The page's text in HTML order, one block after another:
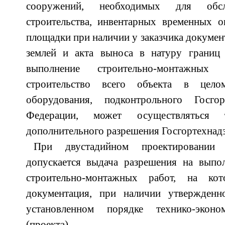
сооружений, необходимых для
строительства, инвентарных временных
площадки при наличии у заказчика
землей и акта выноса в натуру границ
выполнение строительно-
строительство всего объекта в
оборудования, подконтрольного
Федерации, может
дополнительного разрешения
При двустадийном проектировании
допускается выдача разрешения на
строительно-монтажных работ, на
документация, при наличии
установленном порядке технико-